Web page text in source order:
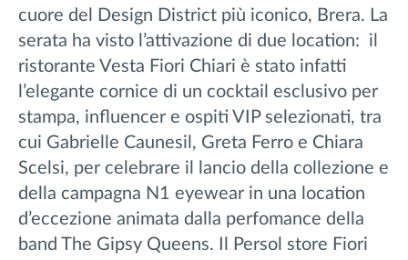
cuore del Design District più iconico, Brera. La
serata ha visto l’attivazione di due location: il
ristorante Vesta Fiori Chiari è stato infatti
l’elegante cornice di un cocktail esclusivo per
stampa, influencer e ospiti VIP selezionati, tra
cui Gabrielle Caunesil, Greta Ferro e Chiara
Scelsi, per celebrare il lancio della collezione e
della campagna N1 eyewear in una location
d’eccezione animata dalla perfomance della
band The Gipsy Queens. Il Persol store Fiori